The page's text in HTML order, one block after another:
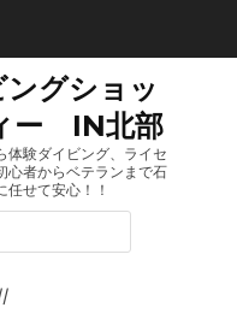
グショッ
ー IN北部
体験ダイビング、ライセ
心者からベテランまで石
せて安心！！
/